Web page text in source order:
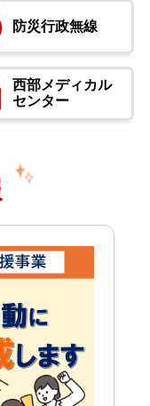
】
て
時利用の申請
て
防災行政無線
西部メディカル
センター